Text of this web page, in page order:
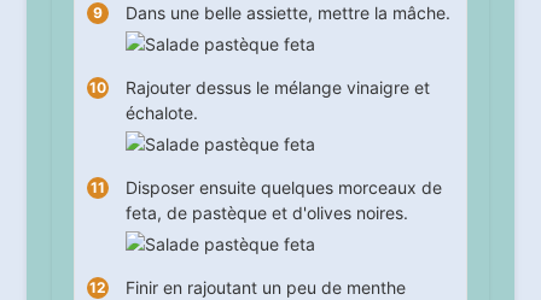
Dans une belle assiette, mettre la mâche.
Rajouter dessus le mélange vinaigre et
échalote.
Disposer ensuite quelques morceaux de
feta, de pastèque et d'olives noires.
Finir en rajoutant un peu de menthe